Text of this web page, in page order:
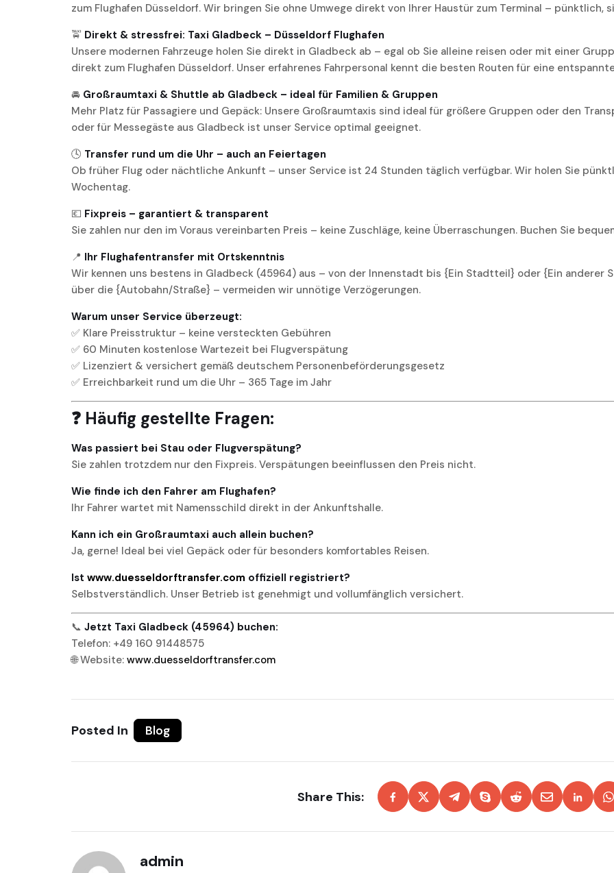
zum Flughafen Düsseldorf. Wir bringen Sie ohne Umwege direkt von Ihrer Haustür zum Terminal – pünktlich,
🚖 Direkt & stressfrei: Taxi Gladbeck – Düsseldorf Flughafen
Unsere modernen Fahrzeuge holen Sie direkt in Gladbeck ab – egal ob Sie alleine reisen oder mit einer
direkt zum Flughafen Düsseldorf. Unser erfahrenes Fahrpersonal kennt die besten Routen für eine
🚘 Großraumtaxi & Shuttle ab Gladbeck – ideal für Familien & Gruppen
Mehr Platz für Passagiere und Gepäck: Unsere Großraumtaxis sind ideal für größere Gruppen oder den
oder für Messegäste aus Gladbeck ist unser Service optimal geeignet.
🕓 Transfer rund um die Uhr – auch an Feiertagen
Ob früher Flug oder nächtliche Ankunft – unser Service ist 24 Stunden täglich verfügbar. Wir holen Sie
Wochentag.
💶 Fixpreis – garantiert & transparent
Sie zahlen nur den im Voraus vereinbarten Preis – keine Zuschläge, keine Überraschungen. Buchen Sie
📍 Ihr Flughafentransfer mit Ortskenntnis
Wir kennen uns bestens in Gladbeck (45964) aus – von der Innenstadt bis {Ein Stadtteil} oder {Ein anderer
über die {Autobahn/Straße} – vermeiden wir unnötige Verzögerungen.
Warum unser Service überzeugt:
✅ Klare Preisstruktur – keine versteckten Gebühren
✅ 60 Minuten kostenlose Wartezeit bei Flugverspätung
✅ Lizenziert & versichert gemäß deutschem Personenbeförderungsgesetz
✅ Erreichbarkeit rund um die Uhr – 365 Tage im Jahr
❓ Häufig gestellte Fragen:
Was passiert bei Stau oder Flugverspätung?
Sie zahlen trotzdem nur den Fixpreis. Verspätungen beeinflussen den Preis nicht.
Wie finde ich den Fahrer am Flughafen?
Ihr Fahrer wartet mit Namensschild direkt in der Ankunftshalle.
Kann ich ein Großraumtaxi auch allein buchen?
Ja, gerne! Ideal bei viel Gepäck oder für besonders komfortables Reisen.
Ist www.duesseldorftransfer.com offiziell registriert?
Selbstverständlich. Unser Betrieb ist genehmigt und vollumfänglich versichert.
📞 Jetzt Taxi Gladbeck (45964) buchen:
Telefon: +49 160 91448575
🌐 Website: www.duesseldorftransfer.com
Posted In Blog
Share This:
admin